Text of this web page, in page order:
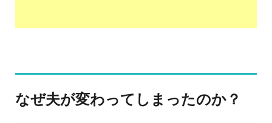
なぜ夫が変わってしまったのか？